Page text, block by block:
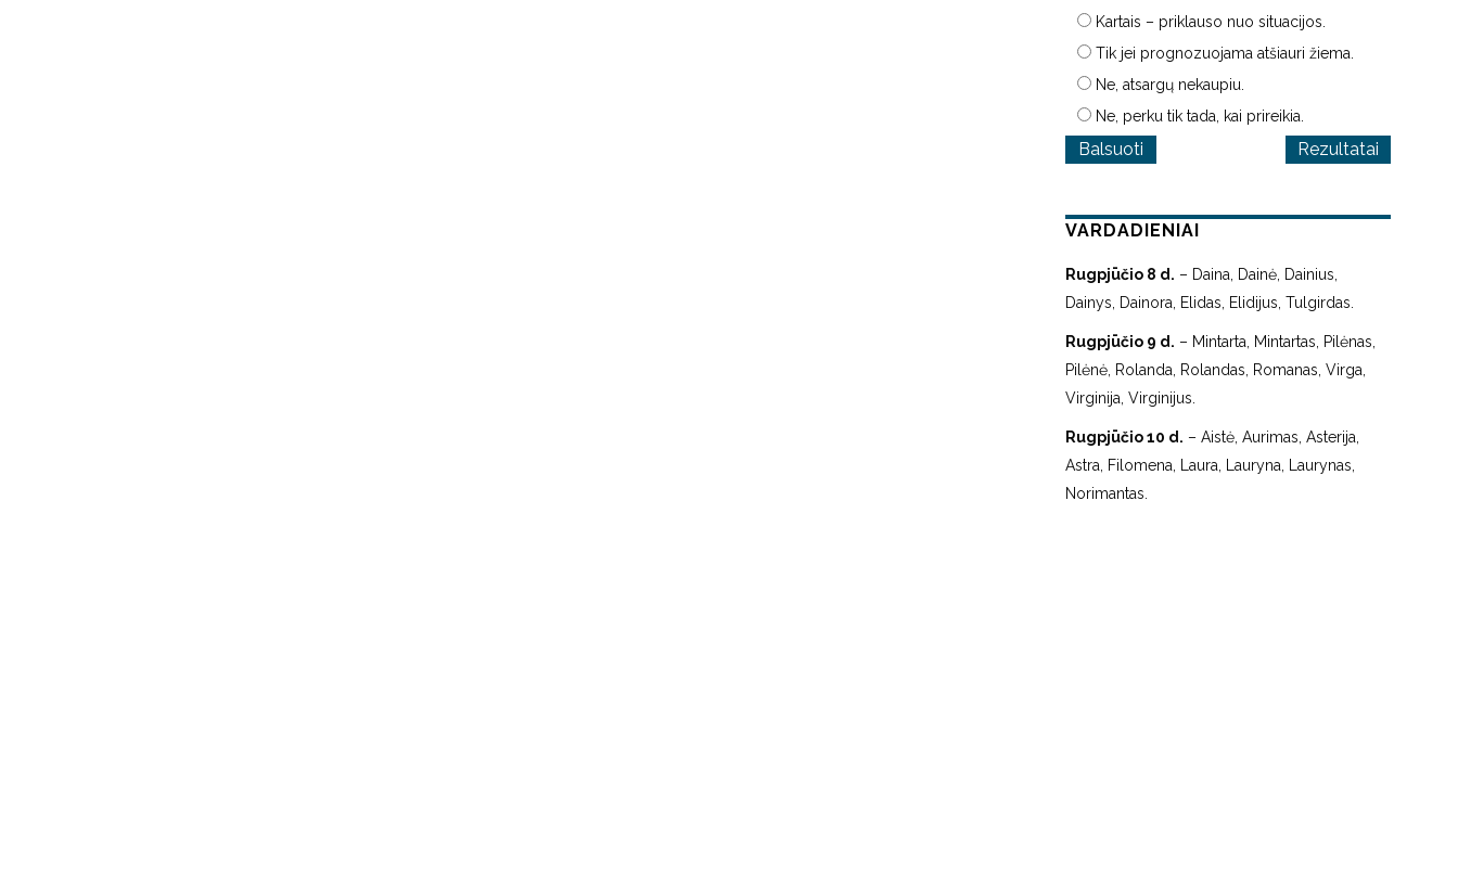
Kartais – priklauso nuo situacijos.
Tik jei prognozuojama atšiauri žiema.
Ne, atsargų nekaupiu.
Ne, perku tik tada, kai prireikia.
Rezultatai
VARDADIENIAI
Rugpjūčio 8 d. – Daina, Dainė, Dainius,
Dainys, Dainora, Elidas, Elidijus, Tulgirdas.
Rugpjūčio 9 d. – Mintarta, Mintartas, Pilėnas,
Pilėnė, Rolanda, Rolandas, Romanas, Virga,
Virginija, Virginijus.
Rugpjūčio 10 d. – Aistė, Aurimas, Asterija,
Astra, Filomena, Laura, Lauryna, Laurynas,
Norimantas.